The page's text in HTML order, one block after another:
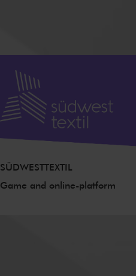
SÜDWESTTEXTIL
Game and online-platform